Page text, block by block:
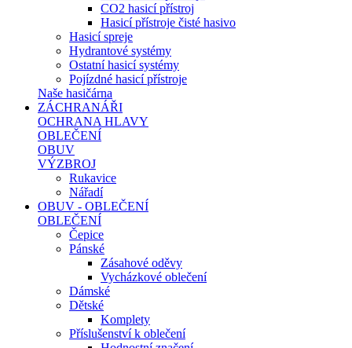
CO2 hasicí přístroj
Hasicí přístroje čisté hasivo
Hasicí spreje
Hydrantové systémy
Ostatní hasicí systémy
Pojízdné hasicí přístroje
Naše hasičárna
ZÁCHRANÁŘI
OCHRANA HLAVY
OBLEČENÍ
OBUV
VÝZBROJ
Rukavice
Nářadí
OBUV - OBLEČENÍ
OBLEČENÍ
Čepice
Pánské
Zásahové oděvy
Vycházkové oblečení
Dámské
Dětské
Komplety
Příslušenství k oblečení